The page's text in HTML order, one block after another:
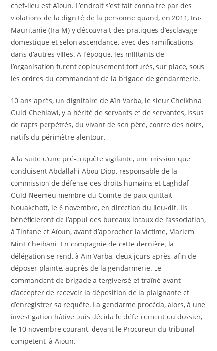
chef-lieu est Aïoun. L’endroit s’est fait connaitre par des
violations de la dignité de la personne quand, en 2011, Ira-
Mauritanie (Ira-M) y découvrait des pratiques d’esclavage
domestique et selon ascendance, avec des ramifications
dans d’autres villes. A l’époque, les militants de
l’organisation furent copieusement torturés, sur place, sous
les ordres du commandant de la brigade de gendarmerie.
10 ans après, un dignitaire de Aïn Varba, le sieur Cheikhna
Ould Chehlawi, y a hérité de servants et de servantes, issus
de rapts perpétrés, du vivant de son père, contre des noirs,
natifs du périmètre alentour.
A la suite d’une pré-enquête vigilante, une mission que
conduisent Abdallahi Abou Diop, responsable de la
commission de défense des droits humains et Laghdaf
Ould Neemeu membre du Comité de paix quittait
Nouakchott, le 6 novembre, en direction du lieu-dit. Ils
bénéficieront de l’appui des bureaux locaux de l’association,
à Tintane et Aïoun, avant d’approcher la victime, Mariem
Mint Cheibani. En compagnie de cette dernière, la
délégation se rend, à Aïn Varba, deux jours après, afin de
déposer plainte, auprès de la gendarmerie. Le
commandant de brigade a tergiversé et traîné avant
d’accepter de recevoir la déposition de la plaignante et
d’enregistrer sa requête. La gendarme procéda, alors, à une
investigation hâtive puis décida le déferrement du dossier,
le 10 novembre courant, devant le Procureur du tribunal
compétent, à Aïoun.